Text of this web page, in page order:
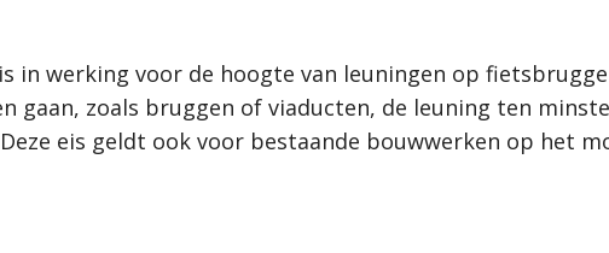
in werking voor de hoogte van leuningen op
gaan, zoals bruggen of viaducten, de leuning ten
eis geldt ook voor bestaande bouwwerken op het